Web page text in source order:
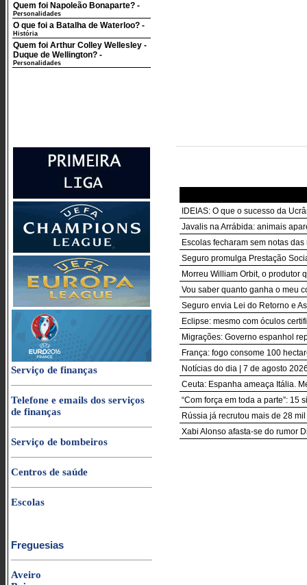
Quem foi Napoleão Bonaparte? -
Personalidades
O que foi a Batalha de Waterloo? -
História
Quem foi Arthur Colley Wellesley -
Duque de Wellington? -
Personalidades
Serviço de finanças
Telefone e emails dos serviços
de finanças
Serviço de bombeiros
Centros de saúde
Escolas
Freguesias
Aveiro
IDEIAS: O que o sucesso da
Javalis na Arrábida: animais
Escolas fecharam sem notas
Seguro promulga Prestação
Morreu William Orbit, o produtor
Vou saber quanto ganha o meu
Seguro envia Lei do Retorno e
Eclipse: mesmo com óculos
Migrações: Governo espanhol
França: fogo consome 100
Notícias do dia | 7 de agosto
Ceuta: Espanha ameaça Itália.
“Com força em toda a parte”: 15
Rússia já recrutou mais de 28
Xabi Alonso afasta-se do rumor